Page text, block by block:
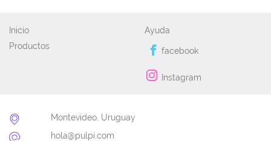
Inicio
Productos
Ayuda
facebook
Instagram
Montevideo, Uruguay
hola@pulpi.com